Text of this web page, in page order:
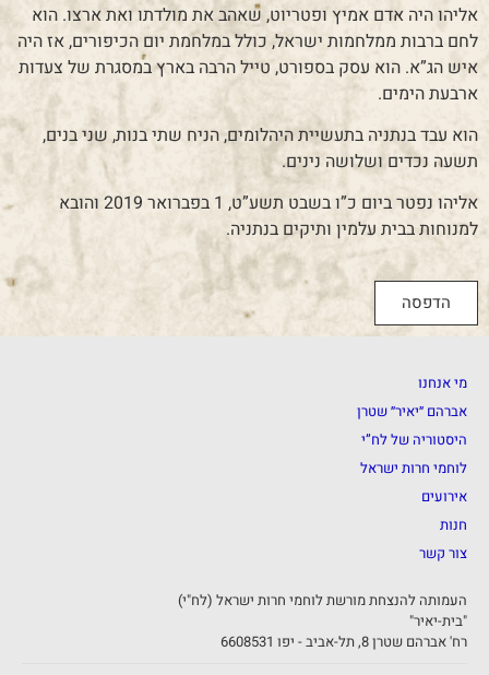
אליהו היה אדם אמיץ ופטריוט, שאהב את מולדתו ואת ארצו. הוא
לחם ברבות ממלחמות ישראל, כולל במלחמת יום הכיפורים, אז היה
איש הג”א. הוא עסק בספורט, טייל הרבה בארץ במסגרת של צעדות
ארבעת הימים.
הוא עבד בנתניה בתעשיית היהלומים, הניח שתי בנות, שני בנים,
תשעה נכדים ושלושה נינים.
אליהו נפטר ביום כ”ו בשבט תשע”ט, 1 בפברואר 2019 והובא
למנוחות בבית עלמין ותיקים בנתניה.
הדפסה
מי אנחנו
אברהם ״יאיר״ שטרן
היסטוריה של לח”י
לוחמי חרות ישראל
אירועים
חנות
צור קשר
העמותה להנצחת מורשת לוחמי חרות ישראל (לח"י)
"בית-יאיר"
רח' אברהם שטרן 8, תל-אביב - יפו 6608531